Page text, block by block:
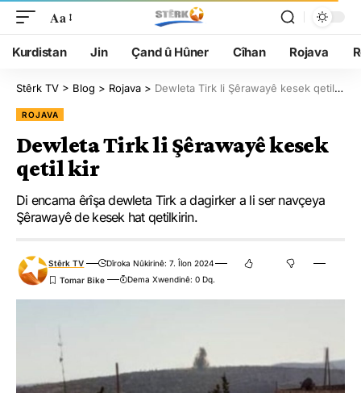
Aa
Kurdistan Jin Çand û Hûner Cîhan Rojava
Stêrk TV > Blog > Rojava > Dewleta Tirk li Şêrawayê kesek qetil kir
ROJAVA
Dewleta Tirk li Şêrawayê kesek
qetil kir
Di encama êrîşa dewleta Tirk a dagirker a li ser navçeya
Şêrawayê de kesek hat qetilkirin.
Stêrk TV
Dîroka Nûkirinê: 7. Îlon 2024
Dema Xwendinê: 0 Dq.